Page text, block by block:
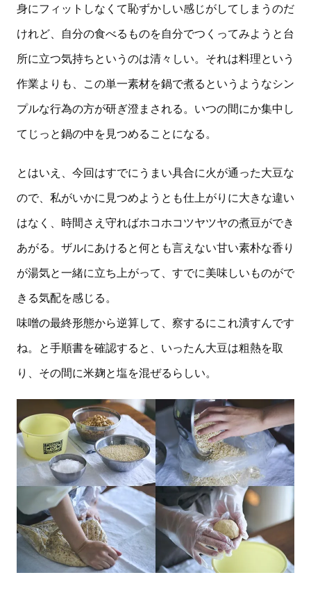
身にフィットしなくて恥ずかしい感じがしてしまうのだ
けれど、自分の食べるものを自分でつくってみようと台
所に立つ気持ちというのは清々しい。それは料理という
作業よりも、この単一素材を鍋で煮るというようなシン
プルな行為の方が研ぎ澄まされる。いつの間にか集中し
てじっと鍋の中を見つめることになる。
とはいえ、今回はすでにうまい具合に火が通った大豆な
ので、私がいかに見つめようとも仕上がりに大きな違い
はなく、時間さえ守ればホコホコツヤツヤの煮豆ができ
あがる。ザルにあけると何とも言えない甘い素朴な香り
が湯気と一緒に立ち上がって、すでに美味しいものがで
きる気配を感じる。
味噌の最終形態から逆算して、察するにこれ潰すんです
ね。と手順書を確認すると、いったん大豆は粗熱を取
り、その間に米麹と塩を混ぜるらしい。